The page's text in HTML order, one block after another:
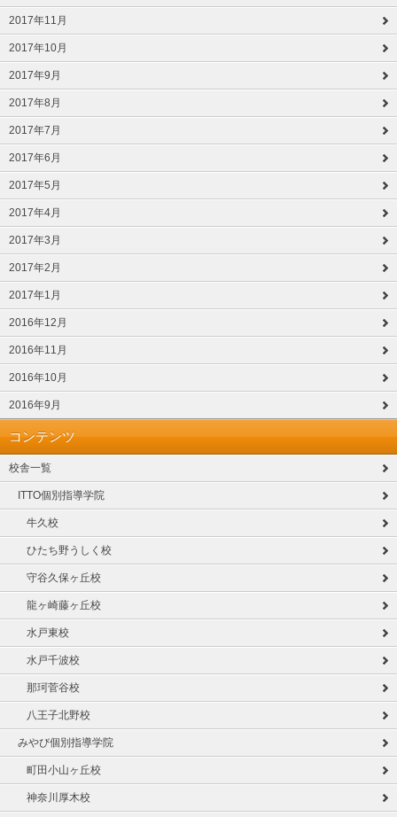
2017年11月
2017年10月
2017年9月
2017年8月
2017年7月
2017年6月
2017年5月
2017年4月
2017年3月
2017年2月
2017年1月
2016年12月
2016年11月
2016年10月
2016年9月
コンテンツ
校舎一覧
ITTO個別指導学院
牛久校
ひたち野うしく校
守谷久保ヶ丘校
龍ヶ崎藤ヶ丘校
水戸東校
水戸千波校
那珂菅谷校
八王子北野校
みやび個別指導学院
町田小山ヶ丘校
神奈川厚木校